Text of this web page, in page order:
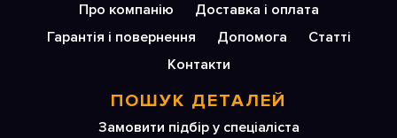
Про компанію
Доставка і оплата
Гарантія і повернення
Допомога
Статті
Контакти
ПОШУК ДЕТАЛЕЙ
Замовити підбір у спеціаліста